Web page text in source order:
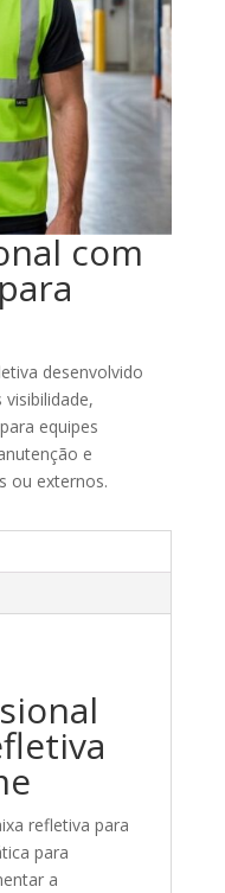
com
desenvolvido
equipes
e
ou externos.
refletiva para
para
a